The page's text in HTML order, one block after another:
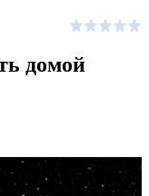
домой